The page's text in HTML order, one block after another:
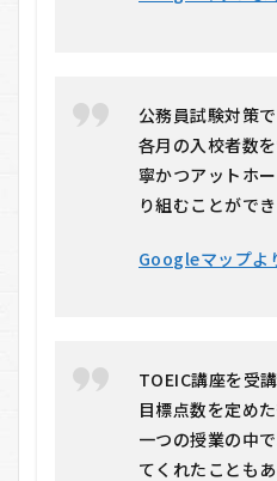
関
公務員試験対策
各月の入校者数
寧かつアットホ
り組むことができ
Googleマップよ
TOEIC講座を受
目標点数を定め
一つの授業の中
てくれたことも